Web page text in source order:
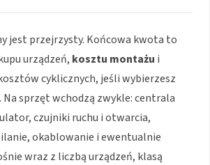
jest przejrzysty. Końcowa kwota to
urządzeń, kosztu montażu i
cyklicznych, jeśli wybierzesz
Na sprzęt wchodzą zwykle: centrala
czujniki ruchu i otwarcia,
okablowanie i ewentualnie
wraz z liczbą urządzeń, klasą